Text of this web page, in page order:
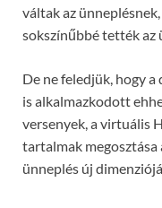
váltak az
sokszínűbbé tették az
De ne feledjük, hogy
is alkalmazkodott
versenyek, a virtuális
tartalmak megosztása
ünneplés új